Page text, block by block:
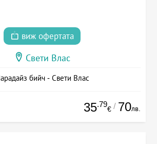
виж офертата
Свети Влас
бийч - Свети Влас
35.79
€ / 70лв.